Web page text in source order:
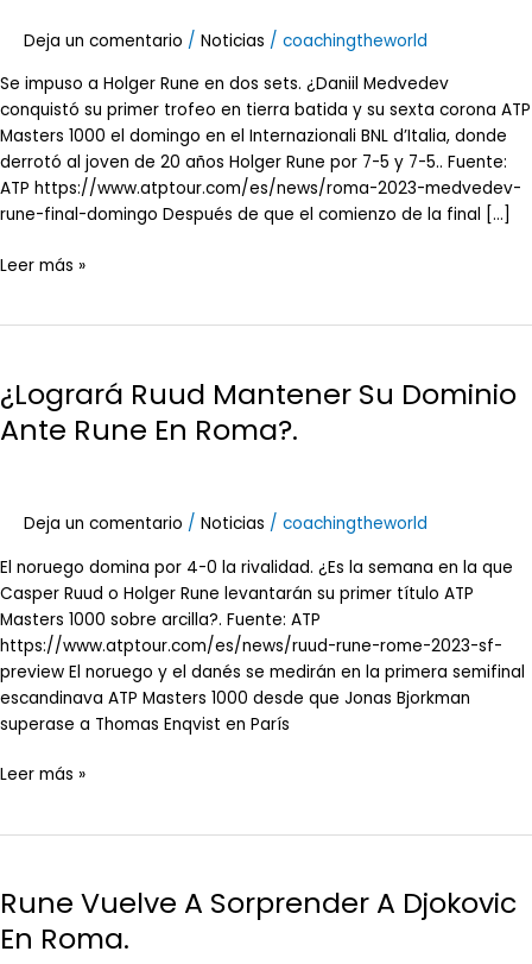
Deja un comentario / Noticias / coachingtheworld
Se impuso a Holger Rune en dos sets. ¿Daniil Medvedev
conquistó su primer trofeo en tierra batida y su sexta corona ATP
Masters 1000 el domingo en el Internazionali BNL d’Italia, donde
derrotó al joven de 20 años Holger Rune por 7-5 y 7-5.. Fuente:
ATP https://www.atptour.com/es/news/roma-2023-medvedev-
rune-final-domingo Después de que el comienzo de la final […]
Leer más »
¿Logrará Ruud Mantener Su Dominio
Ante Rune En Roma?.
Deja un comentario / Noticias / coachingtheworld
El noruego domina por 4-0 la rivalidad. ¿Es la semana en la que
Casper Ruud o Holger Rune levantarán su primer título ATP
Masters 1000 sobre arcilla?. Fuente: ATP
https://www.atptour.com/es/news/ruud-rune-rome-2023-sf-
preview El noruego y el danés se medirán en la primera semifinal
escandinava ATP Masters 1000 desde que Jonas Bjorkman
superase a Thomas Enqvist en París
Mantener
Su
Dominio
Leer más »
Rune Vuelve A Sorprender A Djokovic
En Roma.
A
Sorprender
A